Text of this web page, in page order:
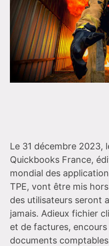
Le 31 décembre 2023,
Quickbooks France,
mondial des
TPE, vont être mis
des utilisateurs seront
jamais. Adieux fichier
et de factures,
documents